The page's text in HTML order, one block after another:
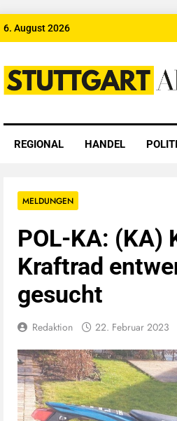
Skip
6. August 2026
Stuttgart
REGIONAL HANDEL
MELDUNGEN
POL-KA: (KA)
Kraftrad
gesucht
Redaktion 22. Februar 2023